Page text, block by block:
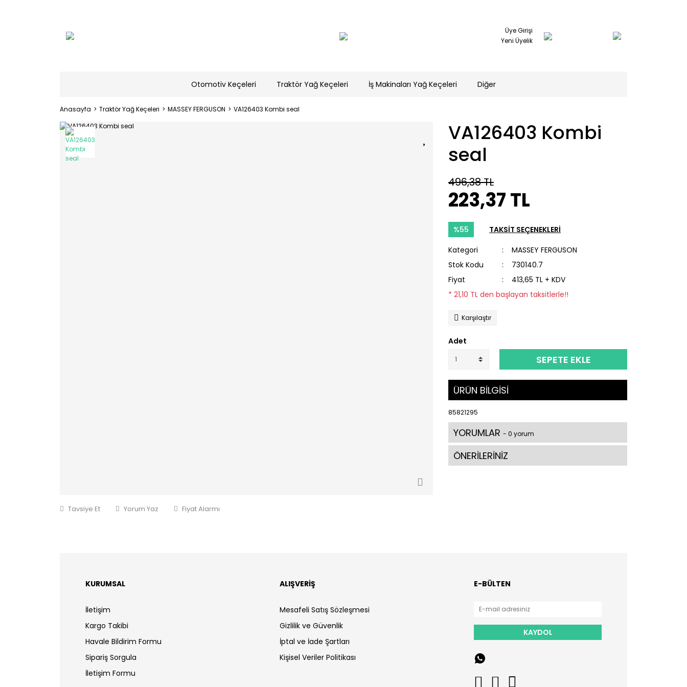
Üye Girişi
Yeni Üyelik
Otomotiv Keçeleri Traktör Yağ Keçeleri İş Makinaları Yağ Keçeleri Diğer
Anasayfa Traktör Yağ Keçeleri MASSEY FERGUSON VA126403 Kombi seal
Tavsiye Et Yorum Yaz Fiyat Alarmı
VA126403 Kombi
seal
496,38 TL
223,37 TL
%55 TAKSİT SEÇENEKLERİ
Kategori
MASSEY FERGUSON
Stok Kodu
730140.7
Fiyat
413,65 TL + KDV
* 21,10 TL den başlayan taksitlerle!!
Karşılaştır
Adet
SEPETE EKLE
ÜRÜN BİLGİSİ
85821295
YORUMLAR - 0 yorum
ÖNERİLERİNİZ
KURUMSAL
İletişim
Kargo Takibi
Havale Bildirim Formu
Sipariş Sorgula
İletişim Formu
ALIŞVERİŞ
Mesafeli Satış Sözleşmesi
Gizlilik ve Güvenlik
İptal ve İade Şartları
Kişisel Veriler Politikası
E-BÜLTEN
KAYDOL